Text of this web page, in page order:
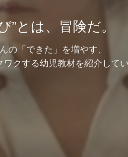
”とは、冒険だ。
の「できた」を増やす、
ワクする幼児教材を紹介して